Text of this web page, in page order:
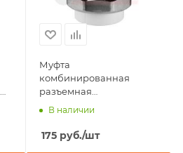
Муфта
комбинированная
разъемная
(американка) НР 20х1/2"
В наличии
175 руб./шт